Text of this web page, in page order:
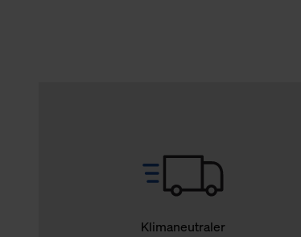
Klimaneutraler